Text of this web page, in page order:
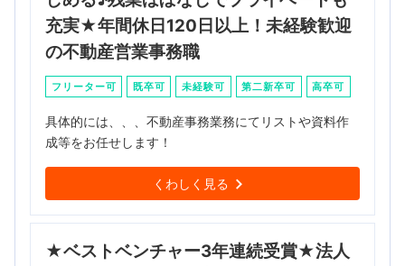
充実★年間休日120日以上！未経験歓迎
の不動産営業事務職
フリーター可 既卒可 未経験可 第二新卒可 高卒可
具体的には、、、不動産事務業務にてリストや資料作
成等をお任せします！
くわしく見る
★ベストベンチャー3年連続受賞★法人